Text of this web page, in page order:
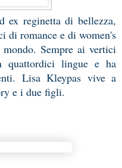
ex reginetta di bellezza,
di romance e di women's
Sempre ai vertici
quattordici lingue e ha
Lisa Kleypas vive a
e i due figli.